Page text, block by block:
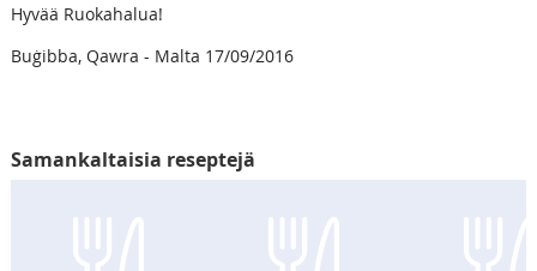
Hyvää Ruokahalua!
Buġibba, Qawra - Malta 17/09/2016
Samankaltaisia reseptejä